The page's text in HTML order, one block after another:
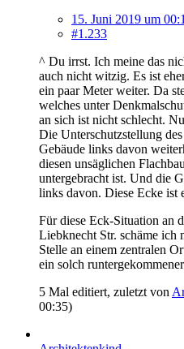
15. Juni 2019 um
#1.233
^ Du irrst. Ich meine das
auch nicht witzig. Es ist
ein paar Meter weiter. Da
welches unter
an sich ist nicht schlecht.
Die Unterschutzstellung
Gebäude links davon
diesen unsäglichen
untergebracht ist. Und die
links davon. Diese Ecke ist
Für diese Eck-Situation an
Liebknecht Str. schäme ich
Stelle an einem zentralen
ein solch
5 Mal editiert, zuletzt von
00:35)